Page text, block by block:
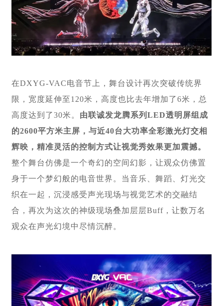
在DXYG-VAC电音节上，舞台设计再次突破传统界
限，宽度延伸至120米，高度也比去年增加了6米，总
高度达到了30米。 由联诚发龙腾系列LED透明屏组成
的2600平方米主屏，与近40台大功率全彩激光灯交相
辉映，精准灵活的控制方式让视觉秀效果更加震撼。
整个舞台仿佛是一个奇幻的空间幻影，让观众仿佛置
身于一个梦幻般的电音世界。当音乐、舞蹈、灯光交
织在一起，沉浸感受声光现场与视觉艺术的交融结
合，再次为这次的神级现场叠加层层Buff，让数万名
观众在声光幻境中尽情沉醉。